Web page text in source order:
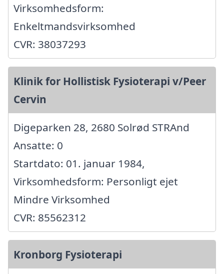
Virksomhedsform:
Enkeltmandsvirksomhed
CVR: 38037293
Klinik for Hollistisk Fysioterapi v/Peer
Cervin
Digeparken 28, 2680 Solrød STRAnd
Ansatte: 0
Startdato: 01. januar 1984,
Virksomhedsform: Personligt ejet
Mindre Virksomhed
CVR: 85562312
Kronborg Fysioterapi